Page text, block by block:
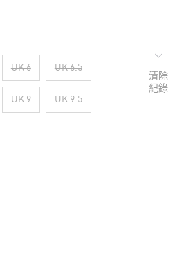
UK 6 UK 6.5
UK 9 UK 9.5
清除
紀錄